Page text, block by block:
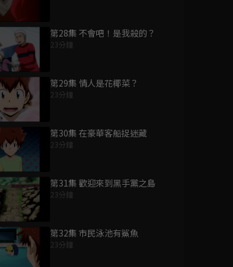
第28集 不會吧！是我殺的？
23分鐘
第29集 情人是花椰菜？
23分鐘
第30集 在豪華客船捉迷藏
23分鐘
第31集 歡迎來到黑手黨之島
23分鐘
第32集 市民泳池有鯊魚
23分鐘